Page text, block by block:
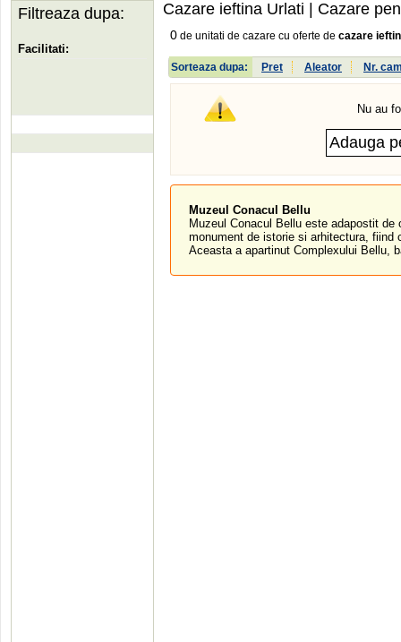
Cazare ieftina Urlati | Cazare
0 de unitati de cazare cu oferte de cazare
Sorteaza dupa: Pret Aleator Nr.
Nu au
Muzeul Conacul Bellu
Muzeul Conacul Bellu este adapostit
monument de istorie si arhitectura,
Aceasta a apartinut Complexului Bellu,
Filtreaza dupa:
Facilitati: